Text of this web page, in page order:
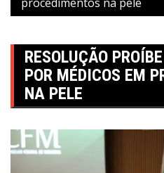
RESOLUÇÃO
POR MÉDICOS EM
NA PELE